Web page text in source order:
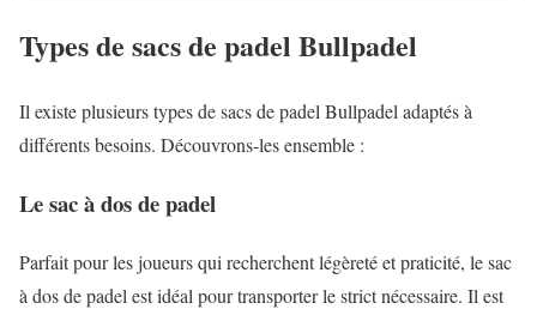
Types de sacs de padel Bullpadel
Il existe plusieurs types de sacs de padel Bullpadel adaptés à
différents besoins. Découvrons-les ensemble :
Le sac à dos de padel
Parfait pour les joueurs qui recherchent légèreté et praticité, le sac
à dos de padel est idéal pour transporter le strict nécessaire. Il est